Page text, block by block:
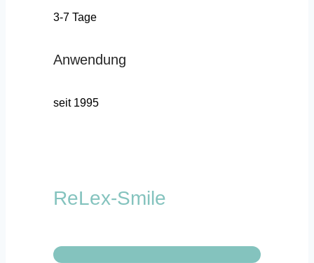
3-7 Tage
Anwendung
seit 1995
ReLex-Smile